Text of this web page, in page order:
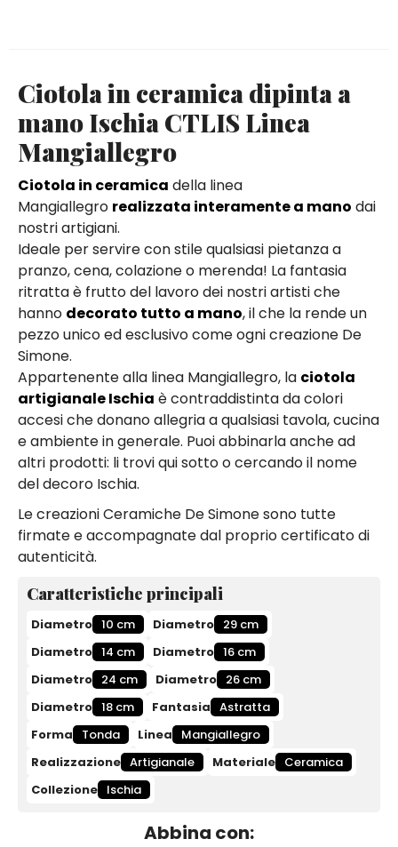
Ciotola in ceramica dipinta a
mano Ischia CTLIS Linea
Mangiallegro
Ciotola in ceramica della linea
Mangiallegro realizzata interamente a mano dai
nostri artigiani.
Ideale per servire con stile qualsiasi pietanza a
pranzo, cena, colazione o merenda! La fantasia
ritratta è frutto del lavoro dei nostri artisti che
hanno decorato tutto a mano, il che la rende un
pezzo unico ed esclusivo come ogni creazione De
Simone.
Appartenente alla linea Mangiallegro, la ciotola
artigianale Ischia è contraddistinta da colori
accesi che donano allegria a qualsiasi tavola, cucina
e ambiente in generale. Puoi abbinarla anche ad
altri prodotti: li trovi qui sotto o cercando il nome
del decoro Ischia.
Le creazioni Ceramiche De Simone sono tutte
firmate e accompagnate dal proprio certificato di
autenticità.
Caratteristiche principali
Diametro 10 cm Diametro 29 cm
Diametro 14 cm Diametro 16 cm
Diametro 24 cm Diametro 26 cm
Diametro 18 cm Fantasia Astratta
Forma
Tonda Linea
Mangiallegro
Realizzazione Artigianale Materiale Ceramica
Collezione Ischia
Abbina con: